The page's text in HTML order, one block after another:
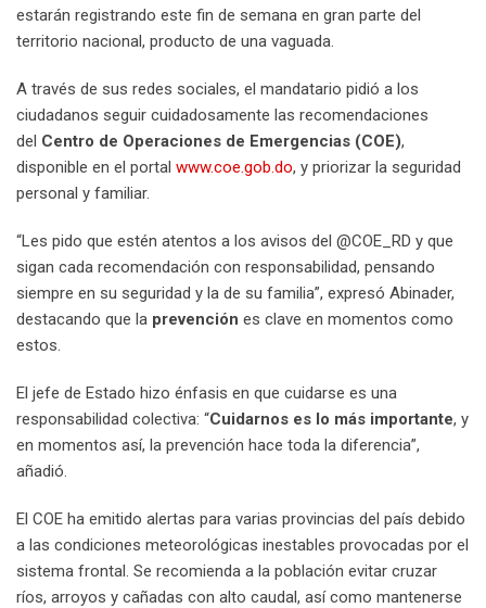
estarán registrando este fin de semana en gran parte del
territorio nacional, producto de una vaguada.
A través de sus redes sociales, el mandatario pidió a los
ciudadanos seguir cuidadosamente las recomendaciones
del Centro de Operaciones de Emergencias (COE),
disponible en el portal www.coe.gob.do, y priorizar la seguridad
personal y familiar.
“Les pido que estén atentos a los avisos del @COE_RD y que
sigan cada recomendación con responsabilidad, pensando
siempre en su seguridad y la de su familia”, expresó Abinader,
destacando que la prevención es clave en momentos como
estos.
El jefe de Estado hizo énfasis en que cuidarse es una
responsabilidad colectiva: “Cuidarnos es lo más importante, y
en momentos así, la prevención hace toda la diferencia”,
añadió.
El COE ha emitido alertas para varias provincias del país debido
a las condiciones meteorológicas inestables provocadas por el
sistema frontal. Se recomienda a la población evitar cruzar
ríos, arroyos y cañadas con alto caudal, así como mantenerse